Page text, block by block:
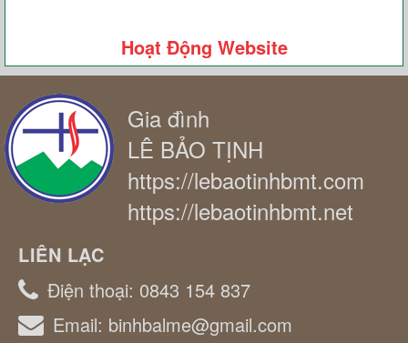
Hoạt Động Website
Gia đình
LÊ BẢO TỊNH
https://lebaotinhbmt.com
https://lebaotinhbmt.net
LIÊN LẠC
Điện thoại: 0843 154 837
Email: binhbalme@gmail.com